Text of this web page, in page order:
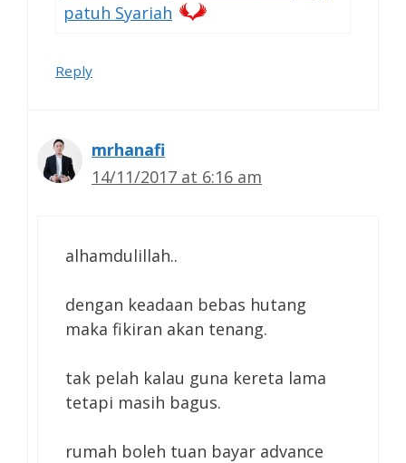
patuh Syariah
Reply
mrhanafi
14/11/2017 at 6:16 am
alhamdulillah..
dengan keadaan bebas hutang
maka fikiran akan tenang.
tak pelah kalau guna kereta lama
tetapi masih bagus.
rumah boleh tuan bayar advance